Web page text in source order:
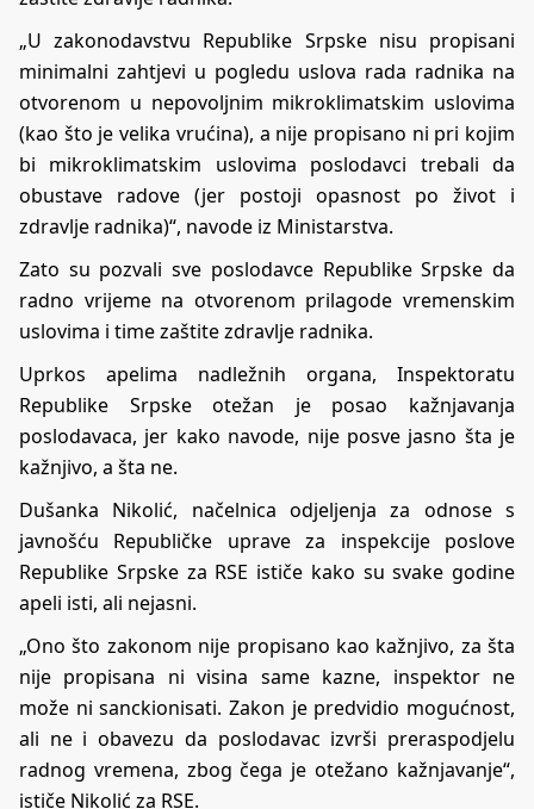
„U zakonodavstvu Republike Srpske nisu propisani
minimalni zahtjevi u pogledu uslova rada radnika na
otvorenom u nepovoljnim mikroklimatskim uslovima
(kao što je velika vrućina), a nije propisano ni pri kojim
bi mikroklimatskim uslovima poslodavci trebali da
obustave radove (jer postoji opasnost po život i
zdravlje radnika)“, navode iz Ministarstva.
Zato su pozvali sve poslodavce Republike Srpske da
radno vrijeme na otvorenom prilagode vremenskim
uslovima i time zaštite zdravlje radnika.
Uprkos apelima nadležnih organa, Inspektoratu
Republike Srpske otežan je posao kažnjavanja
poslodavaca, jer kako navode, nije posve jasno šta je
kažnjivo, a šta ne.
Dušanka Nikolić, načelnica odjeljenja za odnose s
javnošću Republičke uprave za inspekcije poslove
Republike Srpske za RSE ističe kako su svake godine
apeli isti, ali nejasni.
„Ono što zakonom nije propisano kao kažnjivo, za šta
nije propisana ni visina same kazne, inspektor ne
može ni sanckionisati. Zakon je predvidio mogućnost,
ali ne i obavezu da poslodavac izvrši preraspodjelu
radnog vremena, zbog čega je otežano kažnjavanje“,
ističe Nikolić za RSE.